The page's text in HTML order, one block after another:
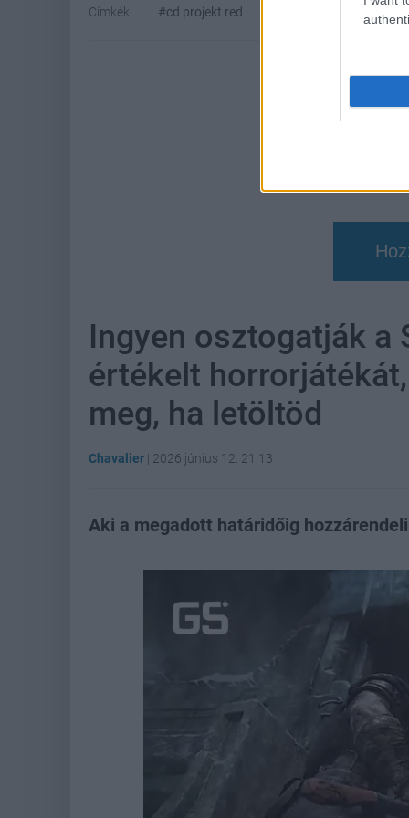
Címkék: #cd projekt red #the
Ingyen osztogatják a
értékelt
meg, ha letöltöd
Chavalier | 2026 június 12. 21:13
Aki a megadott határidőig